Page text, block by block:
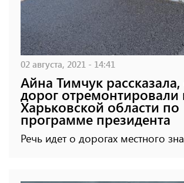
02 августа, 2021 - 14:41
Айна Тимчук
дорог отремонтировали
Харьковской области по
программе президента
Речь идет о дорогах местного